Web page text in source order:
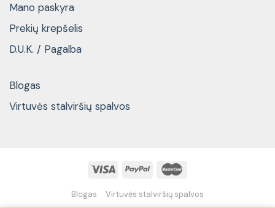
Mano paskyra
Prekių krepšelis
D.U.K. / Pagalba
Blogas
Virtuvės stalviršių spalvos
Blogas Virtuvės stalviršių spalvos